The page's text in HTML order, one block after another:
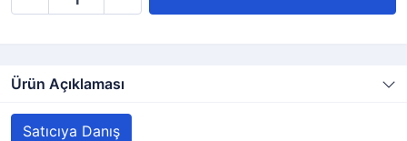
Ürün Açıklaması
Satıcıya Danış